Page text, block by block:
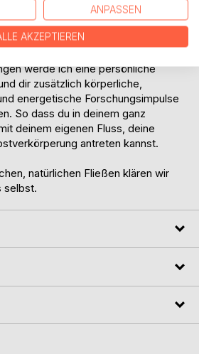
die Haltung in und zur
in und zur Krankheit, sowie die
um nur einige zu nennen.
werde ich eine persönliche
dir zusätzlich körperliche,
energetische Forschungsimpulse
So dass du in deinem ganz
deinem eigenen Fluss, deine
antreten kannst.
natürlichen Fließen klären wir
selbst.
ANPASSEN
AKZEPTIEREN